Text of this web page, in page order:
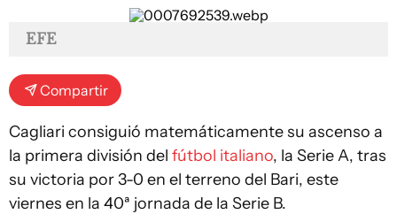
EFE
Compartir
Cagliari consiguió matemáticamente su ascenso a
la primera división del fútbol italiano, la Serie A, tras
su victoria por 3-0 en el terreno del Bari, este
viernes en la 40ª jornada de la Serie B.